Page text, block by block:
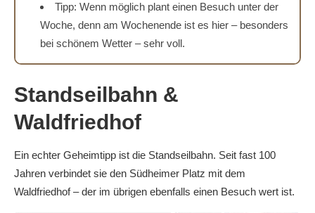
Tipp: Wenn möglich plant einen Besuch unter der
Woche, denn am Wochenende ist es hier – besonders
bei schönem Wetter – sehr voll.
Standseilbahn &
Waldfriedhof
Ein echter Geheimtipp ist die Standseilbahn. Seit fast 100
Jahren verbindet sie den Südheimer Platz mit dem
Waldfriedhof – der im übrigen ebenfalls einen Besuch wert ist.